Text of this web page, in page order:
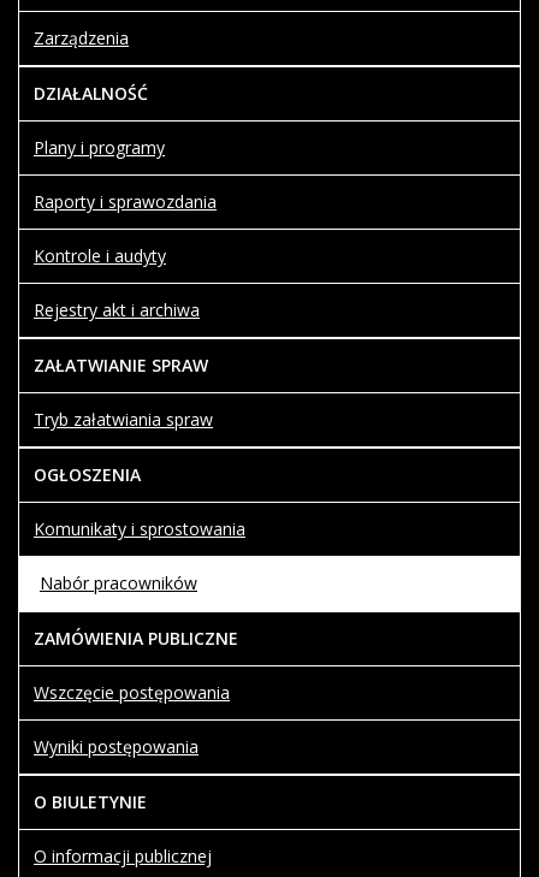
Zarządzenia
DZIAŁALNOŚĆ
Plany i programy
Raporty i sprawozdania
Kontrole i audyty
Rejestry akt i archiwa
ZAŁATWIANIE SPRAW
Tryb załatwiania spraw
OGŁOSZENIA
Komunikaty i sprostowania
Nabór pracowników
ZAMÓWIENIA PUBLICZNE
Wszczęcie postępowania
Wyniki postępowania
O BIULETYNIE
O informacji publicznej